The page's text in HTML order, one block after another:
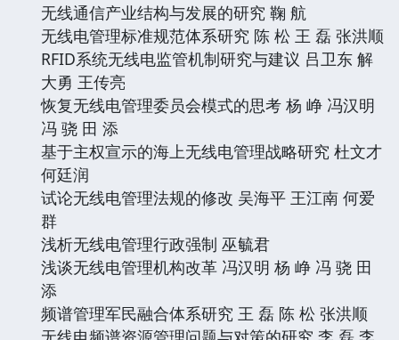
无线通信产业结构与发展的研究 鞠 航
无线电管理标准规范体系研究 陈 松 王 磊 张洪顺
RFID系统无线电监管机制研究与建议 吕卫东 解
大勇 王传亮
恢复无线电管理委员会模式的思考 杨 峥 冯汉明
冯 骁 田 添
基于主权宣示的海上无线电管理战略研究 杜文才
何廷润
试论无线电管理法规的修改 吴海平 王江南 何爱
群
浅析无线电管理行政强制 巫毓君
浅谈无线电管理机构改革 冯汉明 杨 峥 冯 骁 田
添
频谱管理军民融合体系研究 王 磊 陈 松 张洪顺